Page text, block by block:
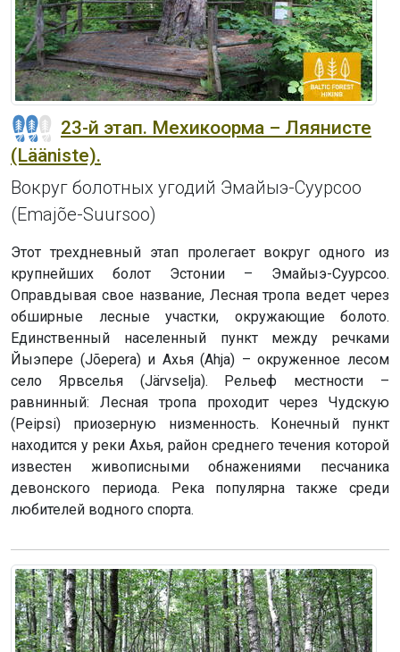
23-й этап. Мехикоорма – Ляянисте
(Lääniste).
Вокруг болотных угодий Эмайыэ-Суурсоо
(Emajõe-Suursoo)
Этот трехдневный этап пролегает вокруг одного из
крупнейших болот Эстонии – Эмайыэ-Суурсоо.
Оправдывая свое название, Лесная тропа ведет через
обширные лесные участки, окружающие болото.
Единственный населенный пункт между речками
Йыэпере (Jõepera) и Ахья (Ahja) – окруженное лесом
село Ярвселья (Järvselja). Рельеф местности –
равнинный: Лесная тропа проходит через Чудскую
(Peipsi) приозерную низменность. Конечный пункт
находится у реки Ахья, район среднего течения которой
известен живописными обнажениями песчаника
девонского периода. Река популярна также среди
любителей водного спорта.